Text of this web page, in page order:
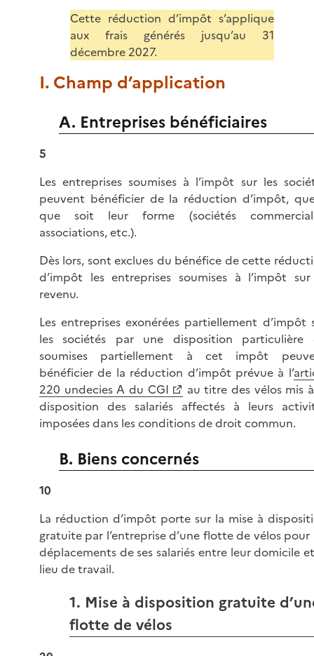
Cette réduction d’impôt s’applique
aux frais générés jusqu’au 31
décembre 2027.
I. Champ d’application
A. Entreprises bénéficiaires
5
Les entreprises soumises à l’impôt sur les
peuvent bénéficier de la réduction d’impôt,
que soit leur forme (sociétés
associations, etc.).
Dès lors, sont exclues du bénéfice de cette
d’impôt les entreprises soumises à l’impôt
revenu.
Les entreprises exonérées partiellement d’impôt
les sociétés par une disposition particulière
soumises partiellement à cet impôt
bénéficier de la réduction d’impôt prévue à l’
220 undecies A du CGI
au titre des vélos mis
disposition des salariés affectés à leurs
imposées dans les conditions de droit commun.
B. Biens concernés
10
La réduction d’impôt porte sur la mise à
gratuite par l’entreprise d’une flotte de vélos pour
déplacements de ses salariés entre leur domicile
lieu de travail.
1. Mise à disposition gratuite
flotte de vélos